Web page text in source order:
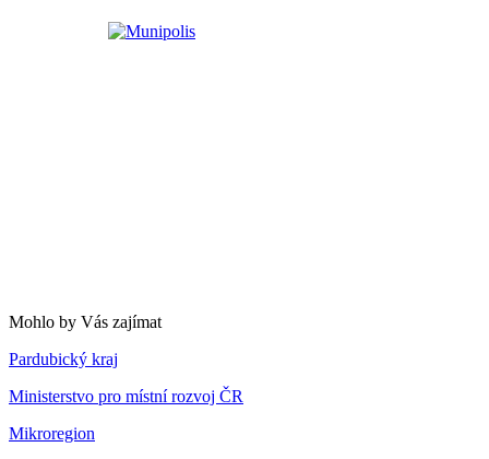
Mohlo by Vás zajímat
Pardubický kraj
Ministerstvo pro místní rozvoj ČR
Mikroregion